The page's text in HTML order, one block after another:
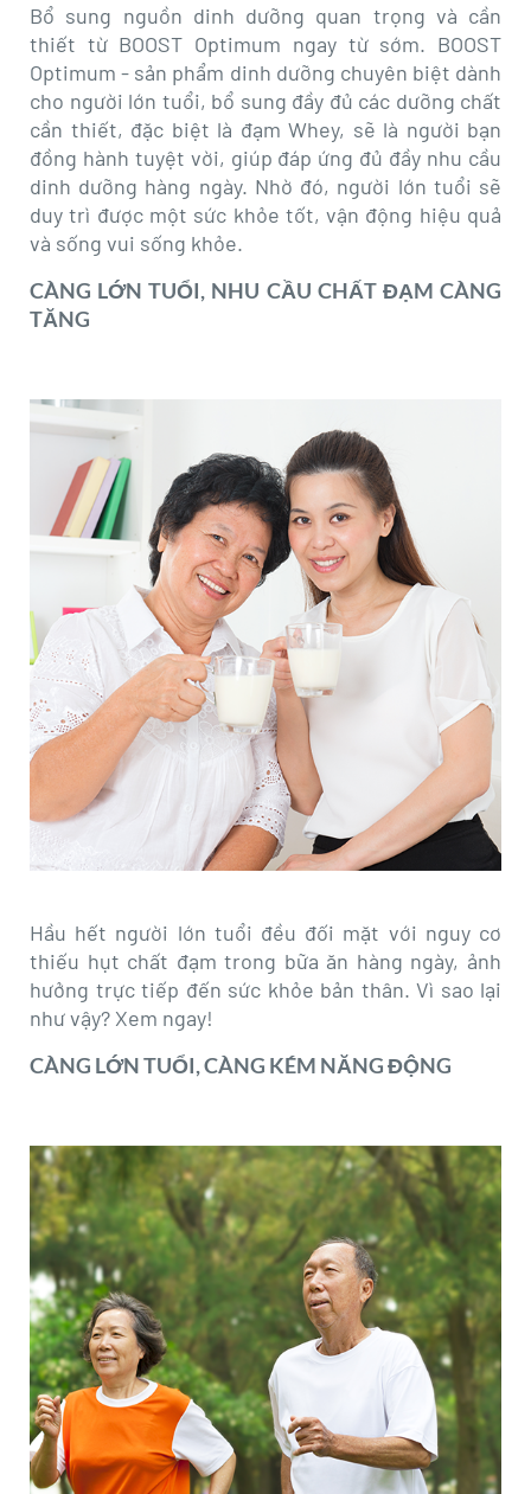
Bổ sung nguồn dinh dưỡng quan trọng và cần
thiết từ BOOST Optimum ngay từ sớm. BOOST
Optimum - sản phẩm dinh dưỡng chuyên biệt dành
cho người lớn tuổi, bổ sung đầy đủ các dưỡng chất
cần thiết, đặc biệt là đạm Whey, sẽ là người bạn
đồng hành tuyệt vời, giúp đáp ứng đủ đầy nhu cầu
dinh dưỡng hàng ngày. Nhờ đó, người lớn tuổi sẽ
duy trì được một sức khỏe tốt, vận động hiệu quả
và sống vui sống khỏe.
CÀNG LỚN TUỔI, NHU CẦU CHẤT ĐẠM CÀNG
TĂNG
Hầu hết người lớn tuổi đều đối mặt với nguy cơ
thiếu hụt chất đạm trong bữa ăn hàng ngày, ảnh
hưởng trực tiếp đến sức khỏe bản thân. Vì sao lại
như vậy? Xem ngay!
CÀNG LỚN TUỔI, CÀNG KÉM NĂNG ĐỘNG